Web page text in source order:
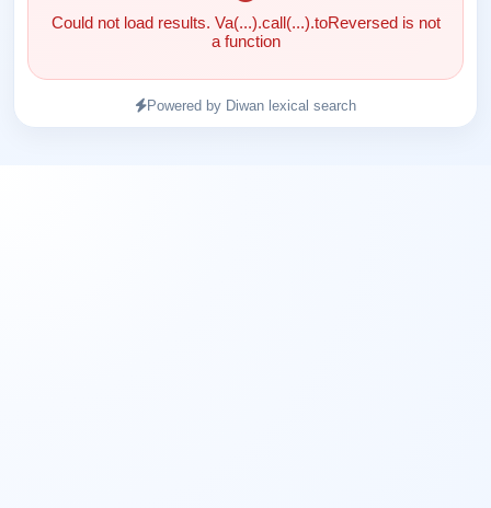
Could not load results. Va(...).call(...).toReversed is not
a function
Powered by Diwan lexical search